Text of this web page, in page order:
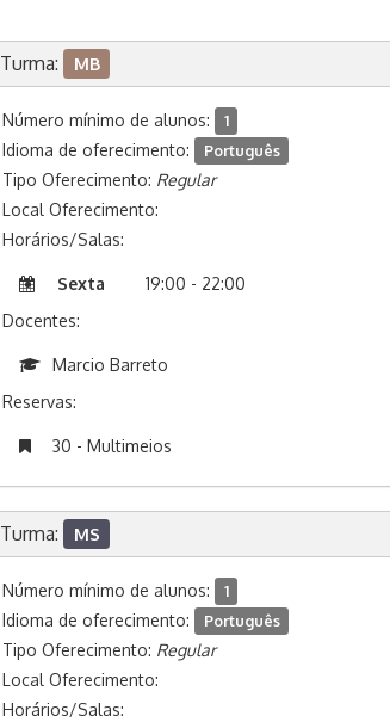
Turma: MB
Número mínimo de alunos: 1
Idioma de oferecimento: Português
Tipo Oferecimento: Regular
Local Oferecimento:
Horários/Salas:
Sexta
19:00 - 22:00
Docentes:
Marcio Barreto
Reservas:
30 - Multimeios
Turma: MS
Número mínimo de alunos: 1
Idioma de oferecimento: Português
Tipo Oferecimento: Regular
Local Oferecimento:
Horários/Salas: